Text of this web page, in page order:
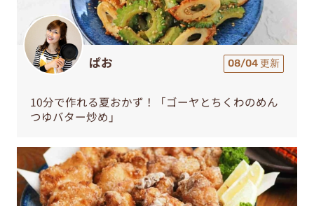
ぱお 08/04 更新
10分で作れる夏おかず！「ゴーヤとちくわのめん
つゆバター炒め」